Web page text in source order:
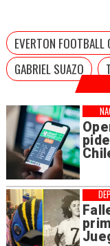
EVERTON FOOTBALL
GABRIEL SUAZO